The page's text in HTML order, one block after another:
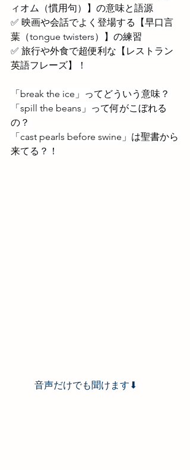
ィオム（慣用句）】の意味と語源
✅ 映画や会話でよく登場する【早口言
葉（tongue twisters）】の練習
✅ 旅行や外食で超便利な【レストラン
英語フレーズ】！
「break the ice」ってどういう意味？
「spill the beans」って何がこぼれる
の？
「cast pearls before swine」は聖書から
来てる？！
音声だけでも聞けます⬇︎